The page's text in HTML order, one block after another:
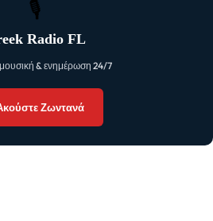
🎙
Radio FL
& ενημέρωση 24/7
Ζωντανά